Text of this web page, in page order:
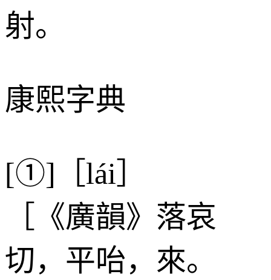
射。
康熙字典
[①]［lái］
［《廣韻》落哀
切，平咍，來。